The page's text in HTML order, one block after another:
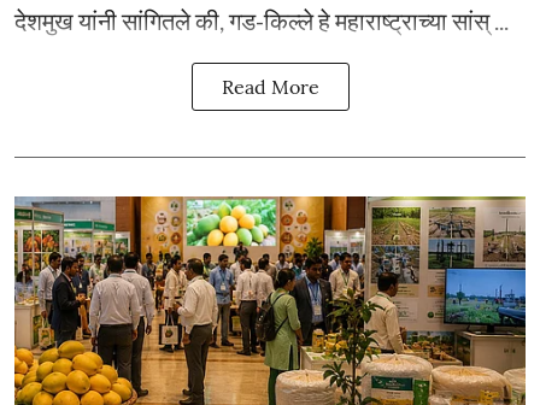
देशमुख यांनी सांगितले की, गड-किल्ले हे महाराष्ट्राच्या सांस् ...
Read More